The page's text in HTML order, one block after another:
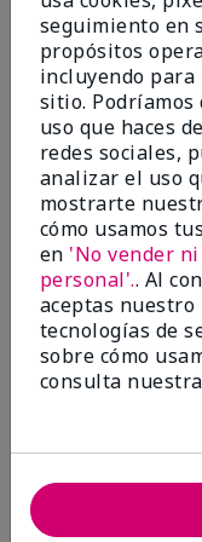
Excellent
EnviadoHace 4
por Coverly
deColumbia
Evaluado en
marykay.com/en-
Comentarios
Sunscreen
I have been
absolutely love it.
blends
10/10 I definitely
Mostrar Traducción
seguimiento en
propósitos
incluyendo
sitio.
uso que haces
redes sociales,
analizar el uso
mostrarte
cómo usamos
en 'No vender
personal'.. Al
aceptas nuestro
tecnologías de
sobre cómo
consulta nuestra